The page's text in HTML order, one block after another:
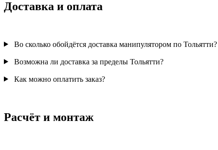
Доставка и оплата
Во сколько обойдётся доставка манипулятором по Тольятти?
Возможна ли доставка за пределы Тольятти?
Как можно оплатить заказ?
Расчёт и монтаж